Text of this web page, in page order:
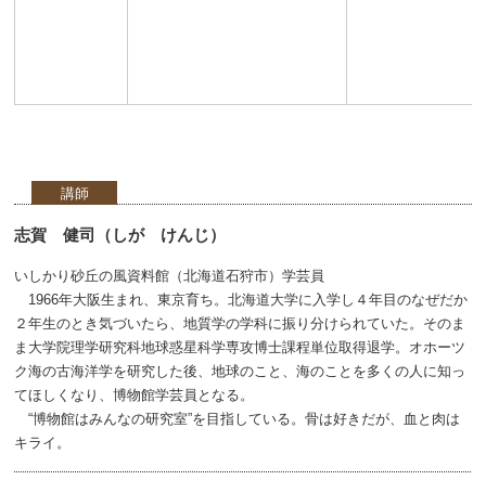
講師
志賀 健司（しが けんじ）
いしかり砂丘の風資料館（北海道石狩市）学芸員
1966年大阪生まれ、東京育ち。北海道大学に入学し４年目のなぜだか
２年生のとき気づいたら、地質学の学科に振り分けられていた。そのま
ま大学院理学研究科地球惑星科学専攻博士課程単位取得退学。オホーツ
ク海の古海洋学を研究した後、地球のこと、海のことを多くの人に知っ
てほしくなり、博物館学芸員となる。
“博物館はみんなの研究室”を目指している。骨は好きだが、血と肉は
キライ。